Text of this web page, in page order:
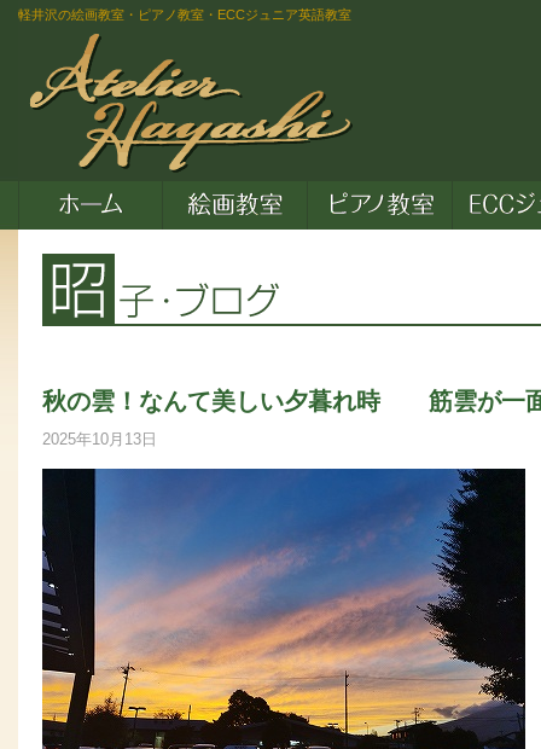
軽井沢の絵画教室・ピアノ教室・ECCジュニア英語教室
秋の雲！なんて美しい夕暮れ時 筋雲が一
2025年10月13日